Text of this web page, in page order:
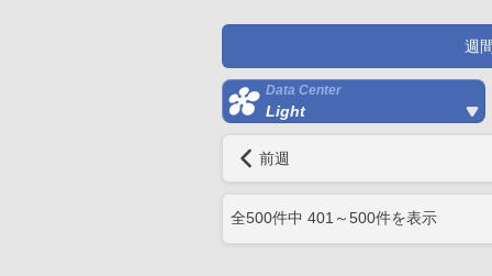
週
Data Center
Light
前週
全500件中 401 ～500件を表示